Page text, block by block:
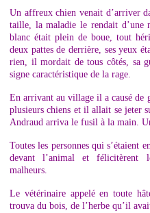
Un affreux chien venait d’arriver
taille, la maladie le rendait
blanc était plein de boue, tout
deux pattes de derrière, ses yeux
rien, il mordait de tous côtés, sa
signe caractéristique de la rage.
En arrivant au village il a causé de
plusieurs chiens et il allait se jeter
Andraud arriva le fusil à la main.
Toutes les personnes qui s’étaient
devant l’animal et félicitèrent
malheurs.
Le vétérinaire appelé en toute
trouva du bois, de l’herbe qu’il